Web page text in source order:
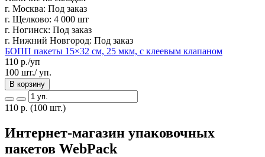
г. Москва: Под заказ
г. Щелково: 4 000 шт
г. Ногинск: Под заказ
г. Нижний Новгород: Под заказ
БОПП пакеты 15×32 см, 25 мкм, с клеевым клапаном
110 р./уп
100 шт./ уп.
В корзину
110 р. (100 шт.)
Интернет-магазин упаковочных
пакетов WebPack